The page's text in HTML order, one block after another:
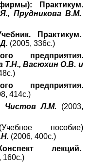
Практикум.
Прудникова В.М.
Практикум.
(2005, 336с.)
предприятия.
Т.Н., Васюхин О.В. и
предприятия.
414с.)
Чистов Л.М. (2003,
пособие)
(2006, 400с.)
лекций.
160с.)